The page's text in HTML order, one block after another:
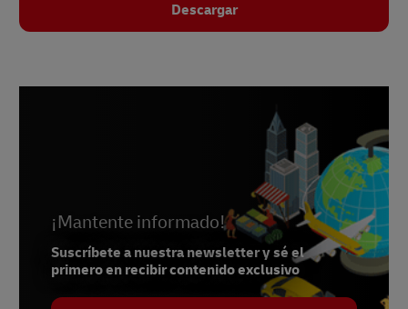
Descargar
¡Mantente informado!
Suscríbete a nuestra newsletter y sé el
primero en recibir contenido exclusivo